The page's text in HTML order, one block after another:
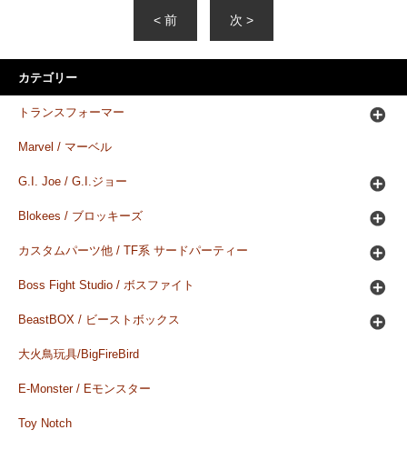
< 前 次 >
カテゴリー
トランスフォーマー
Marvel / マーベル
G.I. Joe / G.I.ジョー
Blokees / ブロッキーズ
カスタムパーツ他 / TF系 サードパーティー
Boss Fight Studio / ボスファイト
BeastBOX / ビーストボックス
大火鳥玩具/BigFireBird
E-Monster / Eモンスター
Toy Notch